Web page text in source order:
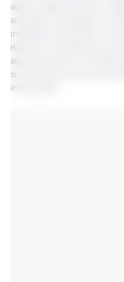
approvvigionamento,
avanzate, energia e
iniziativa, entrambe le
istituire un Dialogo
approfondire la
sicurezza economica,
industriale.